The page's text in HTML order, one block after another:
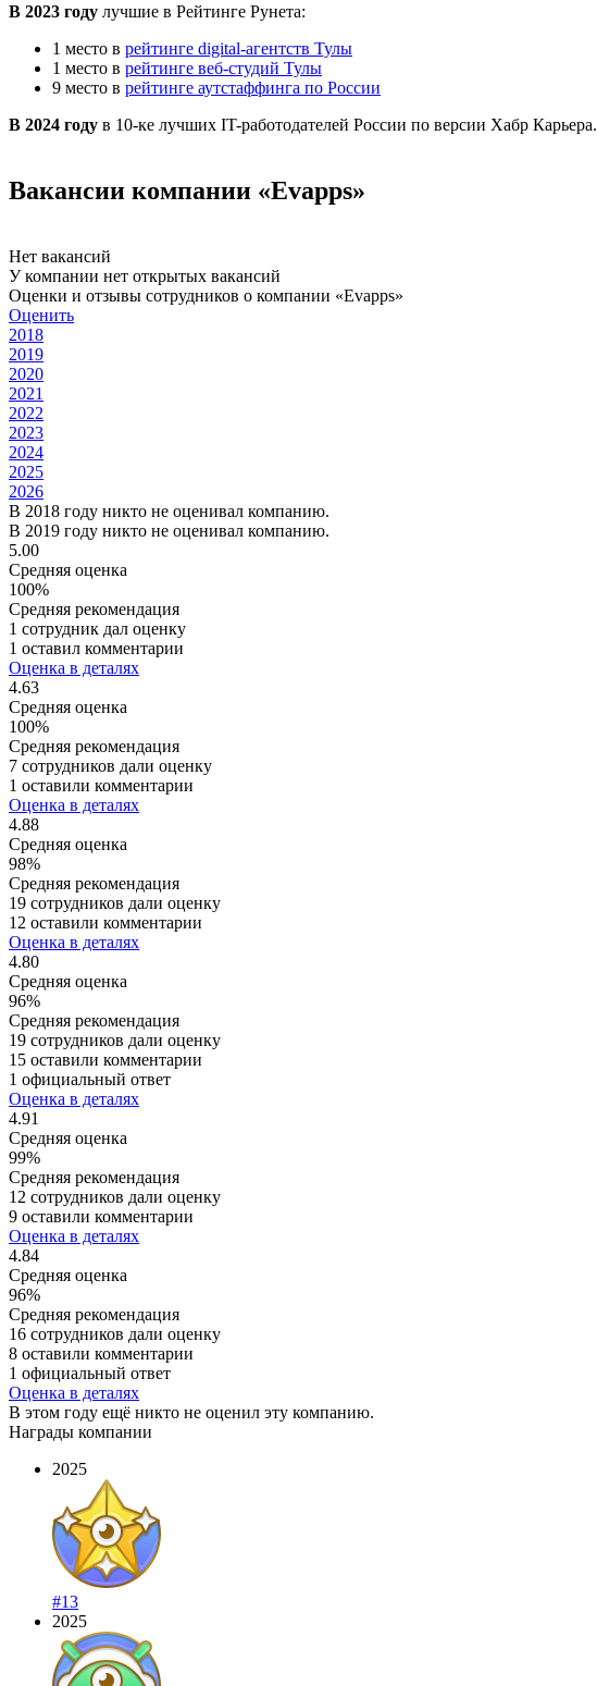
В 2023 году лучшие в Рейтинге Рунета:
1 место в рейтинге digital-агентств Тулы
1 место в рейтинге веб-студий Тулы
9 место в рейтинге аутстаффинга по России
В 2024 году в 10-ке лучших IT-работодателей России по версии Хабр Карьера.
Вакансии компании «Evapps»
Нет вакансий
У компании нет открытых вакансий
Оценки и отзывы сотрудников о компании «Evapps»
Оценить
2018
2019
2020
2021
2022
2023
2024
2025
2026
В 2018 году никто не оценивал компанию.
В 2019 году никто не оценивал компанию.
5.00
Средняя оценка
100%
Средняя рекомендация
1 сотрудник дал оценку
1 оставил комментарии
Оценка в деталях
4.63
Средняя оценка
100%
Средняя рекомендация
7 сотрудников дали оценку
1 оставили комментарии
Оценка в деталях
4.88
Средняя оценка
98%
Средняя рекомендация
19 сотрудников дали оценку
12 оставили комментарии
Оценка в деталях
4.80
Средняя оценка
96%
Средняя рекомендация
19 сотрудников дали оценку
15 оставили комментарии
1 официальный ответ
Оценка в деталях
4.91
Средняя оценка
99%
Средняя рекомендация
12 сотрудников дали оценку
9 оставили комментарии
Оценка в деталях
4.84
Средняя оценка
96%
Средняя рекомендация
16 сотрудников дали оценку
8 оставили комментарии
1 официальный ответ
Оценка в деталях
В этом году ещё никто не оценил эту компанию.
Награды компании
2025
#13
2025